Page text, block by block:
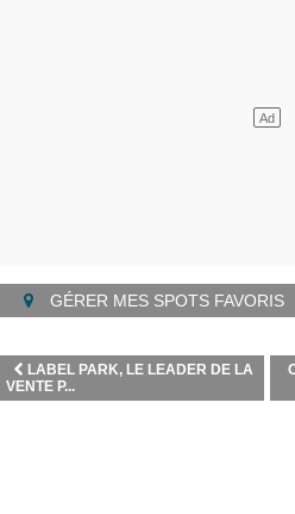
GÉRER MES SPOTS FAVORIS
LABEL PARK, LE LEADER DE LA
VENTE P...